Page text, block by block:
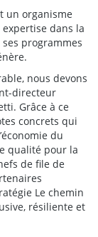
un organisme
dans la
programmes
nous devons
directeur
Grâce à ce
concrets qui
du
qualité pour la
de file de
Le chemin
résiliente et